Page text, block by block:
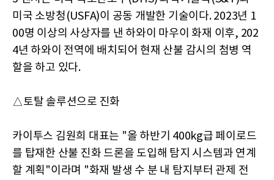
미국 소방청(USFA)이 공동 개발한 기술이다. 2023년 1
00명 이상의 사상자를 낸 하와이 마우이 화재 이후, 202
4년 하와이 전역에 배치되어 현재 산불 감시의 첨병 역
할을 하고 있다.
△토탈 솔루션으로 진화
카이투스 김원희 대표는 "올 하반기 400kg급 페이로드
를 탑재한 산불 진화 드론을 도입해 탐지 시스템과 연계
할 계획"이라며 "화재 발생 수 분 내 탐지부터 관제 전